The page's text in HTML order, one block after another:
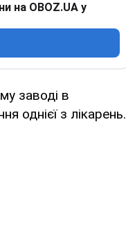
на OBOZ.UA у
заводі в
однієї з лікарень.